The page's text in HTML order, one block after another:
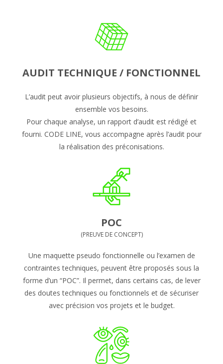
AUDIT TECHNIQUE / FONCTIONNEL
L’audit peut avoir plusieurs objectifs, à nous de définir
ensemble vos besoins.
Pour chaque analyse, un rapport d’audit est rédigé et
fourni. CODE LINE, vous accompagne après l’audit pour
la réalisation des préconisations.
POC
(PREUVE DE CONCEPT)
Une maquette pseudo fonctionnelle ou l’examen de
contraintes techniques, peuvent être proposés sous la
forme d’un “POC”. Il permet, dans certains cas, de lever
des doutes techniques ou fonctionnels et de sécuriser
avec précision vos projets et le budget.